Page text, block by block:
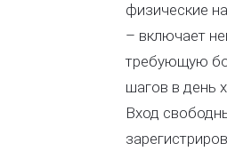
физические
– включает
требующую
шагов в день
Вход